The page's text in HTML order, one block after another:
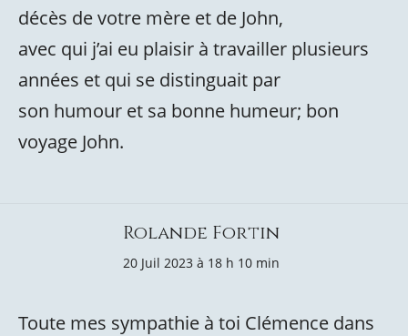
décès de votre mère et de John,
avec qui j’ai eu plaisir à travailler plusieurs
années et qui se distinguait par
son humour et sa bonne humeur; bon
voyage John.
Rolande Fortin
20 Juil 2023 à 18 h 10 min
Toute mes sympathie à toi Clémence dans